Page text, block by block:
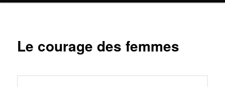
Le courage des femmes